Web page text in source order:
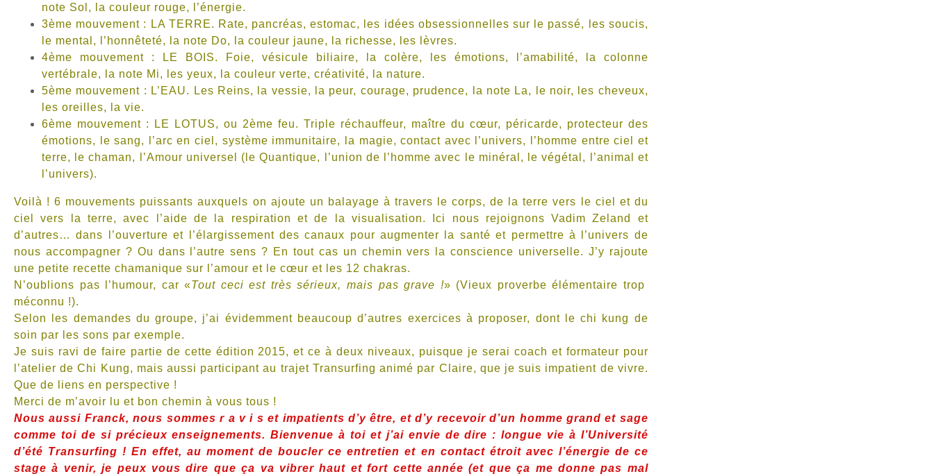
note Sol, la couleur rouge, l’énergie.
3ème mouvement : LA TERRE. Rate, pancréas, estomac, les idées obsessionnelles sur le passé, les soucis,
le mental, l’honnêteté, la note Do, la couleur jaune, la richesse, les lèvres.
4ème mouvement : LE BOIS. Foie, vésicule biliaire, la colère, les émotions, l’amabilité, la colonne
vertébrale, la note Mi, les yeux, la couleur verte, créativité, la nature.
5ème mouvement : L’EAU. Les Reins, la vessie, la peur, courage, prudence, la note La, le noir, les cheveux,
les oreilles, la vie.
6ème mouvement : LE LOTUS, ou 2ème feu. Triple réchauffeur, maître du cœur, péricarde, protecteur des
émotions, le sang, l’arc en ciel, système immunitaire, la magie, contact avec l’univers, l’homme entre ciel et
terre, le chaman, l’Amour universel (le Quantique, l’union de l’homme avec le minéral, le végétal, l’animal et
l’univers).
Voilà ! 6 mouvements puissants auxquels on ajoute un balayage à travers le corps, de la terre vers le ciel et du
ciel vers la terre, avec l’aide de la respiration et de la visualisation. Ici nous rejoignons Vadim Zeland et
d’autres… dans l’ouverture et l’élargissement des canaux pour augmenter la santé et permettre à l’univers de
nous accompagner ? Ou dans l’autre sens ? En tout cas un chemin vers la conscience universelle. J’y rajoute
une petite recette chamanique sur l’amour et le cœur et les 12 chakras.
N’oublions pas l’humour, car «Tout ceci est très sérieux, mais pas grave !» (Vieux proverbe élémentaire trop
méconnu !).
Selon les demandes du groupe, j’ai évidemment beaucoup d’autres exercices à proposer, dont le chi kung de
soin par les sons par exemple.
Je suis ravi de faire partie de cette édition 2015, et ce à deux niveaux, puisque je serai coach et formateur pour
l’atelier de Chi Kung, mais aussi participant au trajet Transurfing animé par Claire, que je suis impatient de vivre.
Que de liens en perspective !
Merci de m’avoir lu et bon chemin à vous tous !
Nous aussi Franck, nous sommes r a v i s et impatients d’y être, et d’y recevoir d’un homme grand et sage
comme toi de si précieux enseignements. Bienvenue à toi et j’ai envie de dire : longue vie à l’Université
d’été Transurfing ! En effet, au moment de boucler ce entretien et en contact étroit avec l’énergie de ce
stage à venir, je peux vous dire que ça va vibrer haut et fort cette année (et que ça me donne pas mal